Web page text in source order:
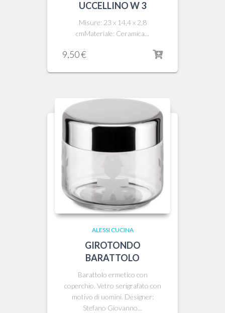
UCCELLINO W 3
Misure: 23 x 14,4 x 2,8
cmMateriale: Ceramica...
9,50€
ALESSI CUCINA
GIROTONDO
BARATTOLO
Barattolo ermetico con
coperchio. Vetro serigrafato con
motivo di uomini. Designer:
Stefano Giovanno...